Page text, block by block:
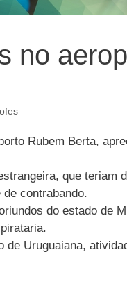
no
Rubem Berta,
que teriam
contrabando.
do estado de
Uruguaiana,